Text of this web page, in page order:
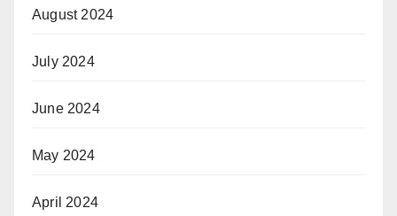
August 2024
July 2024
June 2024
May 2024
April 2024